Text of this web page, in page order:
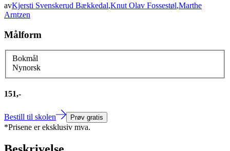
avKjersti Svenskerud Bækkedal,Knut Olav Fossestøl,Marthe
Arntzen
Målform
Bokmål
Nynorsk
151,-
Bestill til skolen Prøv gratis
*Prisene er eksklusiv mva.